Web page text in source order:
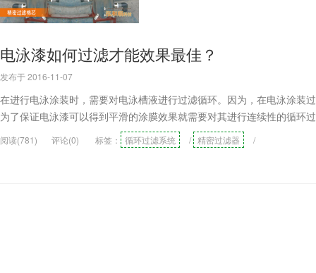
电泳漆如何过滤才能效果最佳？
发布于 2016-11-07
在进行电泳涂装时，需要对电泳槽液进行过滤循环。因为，在电泳涂装
为了保证电泳漆可以得到平滑的涂膜效果就需要对其进行连续性的循环
阅读(781) 评论(0) 标签： 循环过滤系统 / 精密过滤器 /